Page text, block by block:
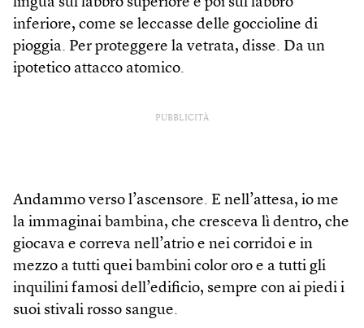
inferiore, come se leccasse delle goccioline di
pioggia. Per proteggere la vetrata, disse. Da un
ipotetico attacco atomico.
PUBBLICITÀ
Andammo verso l’ascensore. E nell’attesa, io me
la immaginai bambina, che cresceva lì dentro, che
giocava e correva nell’atrio e nei corridoi e in
mezzo a tutti quei bambini color oro e a tutti gli
inquilini famosi dell’edificio, sempre con ai piedi i
suoi stivali rosso sangue.